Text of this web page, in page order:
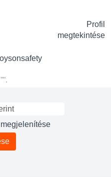
Profil
megtekintése
(aktuális
"".